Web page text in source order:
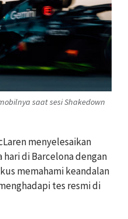
saat sesi Shakedown
menyelesaikan
di Barcelona dengan
memahami keandalan
tes resmi di